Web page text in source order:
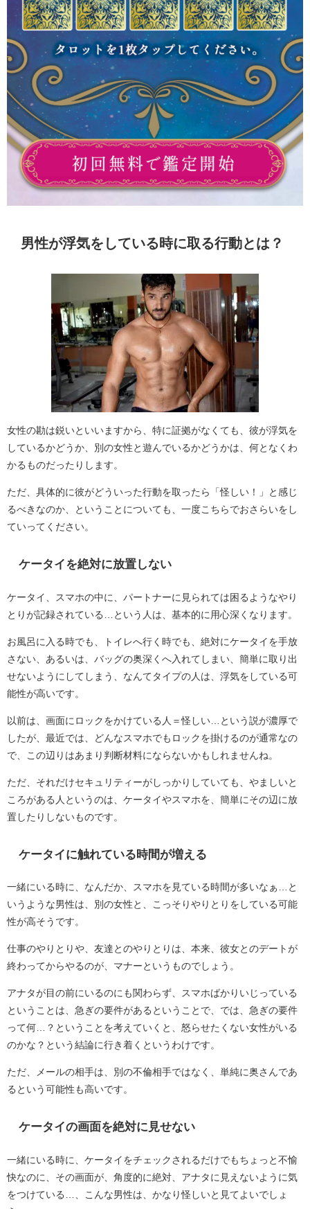
男性が浮気をしている時に取る行動とは？
女性の勘は鋭いといいますから、特に証拠がなくても、彼が浮気を
しているかどうか、別の女性と遊んでいるかどうかは、何となくわ
かるものだったりします。
ただ、具体的に彼がどういった行動を取ったら「怪しい！」と感じ
るべきなのか、ということについても、一度こちらでおさらいをし
ていってください。
ケータイを絶対に放置しない
ケータイ、スマホの中に、パートナーに見られては困るようなやり
とりが記録されている…という人は、基本的に用心深くなります。
お風呂に入る時でも、トイレへ行く時でも、絶対にケータイを手放
さない、あるいは、バッグの奥深くへ入れてしまい、簡単に取り出
せないようにしてしまう、なんてタイプの人は、浮気をしている可
能性が高いです。
以前は、画面にロックをかけている人＝怪しい…という説が濃厚で
したが、最近では、どんなスマホでもロックを掛けるのが通常なの
で、この辺りはあまり判断材料にならないかもしれませんね。
ただ、それだけセキュリティーがしっかりしていても、やましいと
ころがある人というのは、ケータイやスマホを、簡単にその辺に放
置したりしないものです。
ケータイに触れている時間が増える
一緒にいる時に、なんだか、スマホを見ている時間が多いなぁ…と
いうような男性は、別の女性と、こっそりやりとりをしている可能
性が高そうです。
仕事のやりとりや、友達とのやりとりは、本来、彼女とのデートが
終わってからやるのが、マナーというものでしょう。
アナタが目の前にいるのにも関わらず、スマホばかりいじっている
ということは、急ぎの要件があるということで、では、急ぎの要件
って何…？ということを考えていくと、怒らせたくない女性がいる
のかな？という結論に行き着くというわけです。
ただ、メールの相手は、別の不倫相手ではなく、単純に奥さんであ
るという可能性も高いです。
ケータイの画面を絶対に見せない
一緒にいる時に、ケータイをチェックされるだけでもちょっと不愉
快なのに、その画面が、角度的に絶対、アナタに見えないように気
をつけている…、こんな男性は、かなり怪しいと見てよいでしょ